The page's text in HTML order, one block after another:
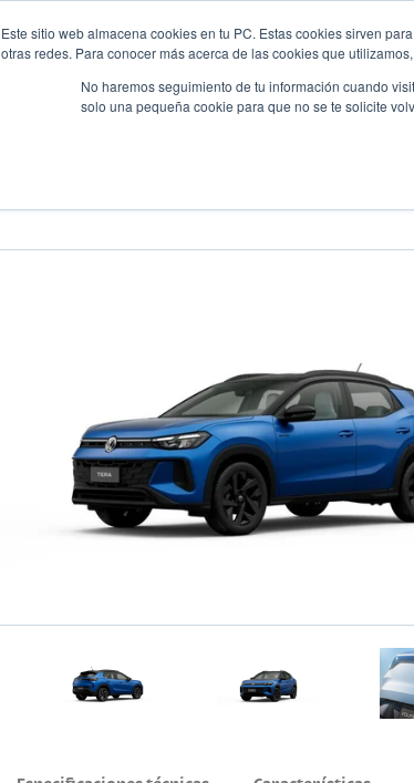
Este sitio web almacena cookies en tu PC. Estas cookies sirven
otras redes. Para conocer más acerca de las cookies que
No haremos seguimiento de tu información cuando
solo una pequeña cookie para que no se te solicite